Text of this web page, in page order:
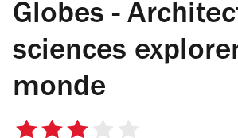
Globes -
sciences
monde